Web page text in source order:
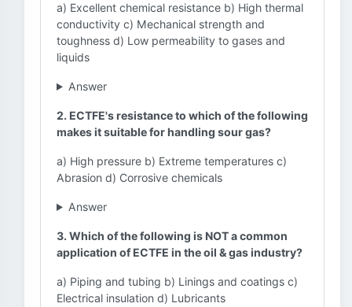
a) Excellent chemical resistance b) High thermal
conductivity c) Mechanical strength and
toughness d) Low permeability to gases and
liquids
Answer
2. ECTFE's resistance to which of the following
makes it suitable for handling sour gas?
a) High pressure b) Extreme temperatures c)
Abrasion d) Corrosive chemicals
Answer
3. Which of the following is NOT a common
application of ECTFE in the oil & gas industry?
a) Piping and tubing b) Linings and coatings c)
Electrical insulation d) Lubricants